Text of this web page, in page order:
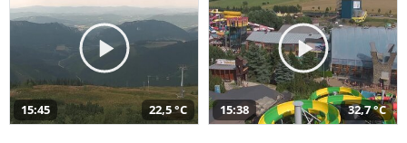
15:45 22,5 °C 15:38 32,7 °C